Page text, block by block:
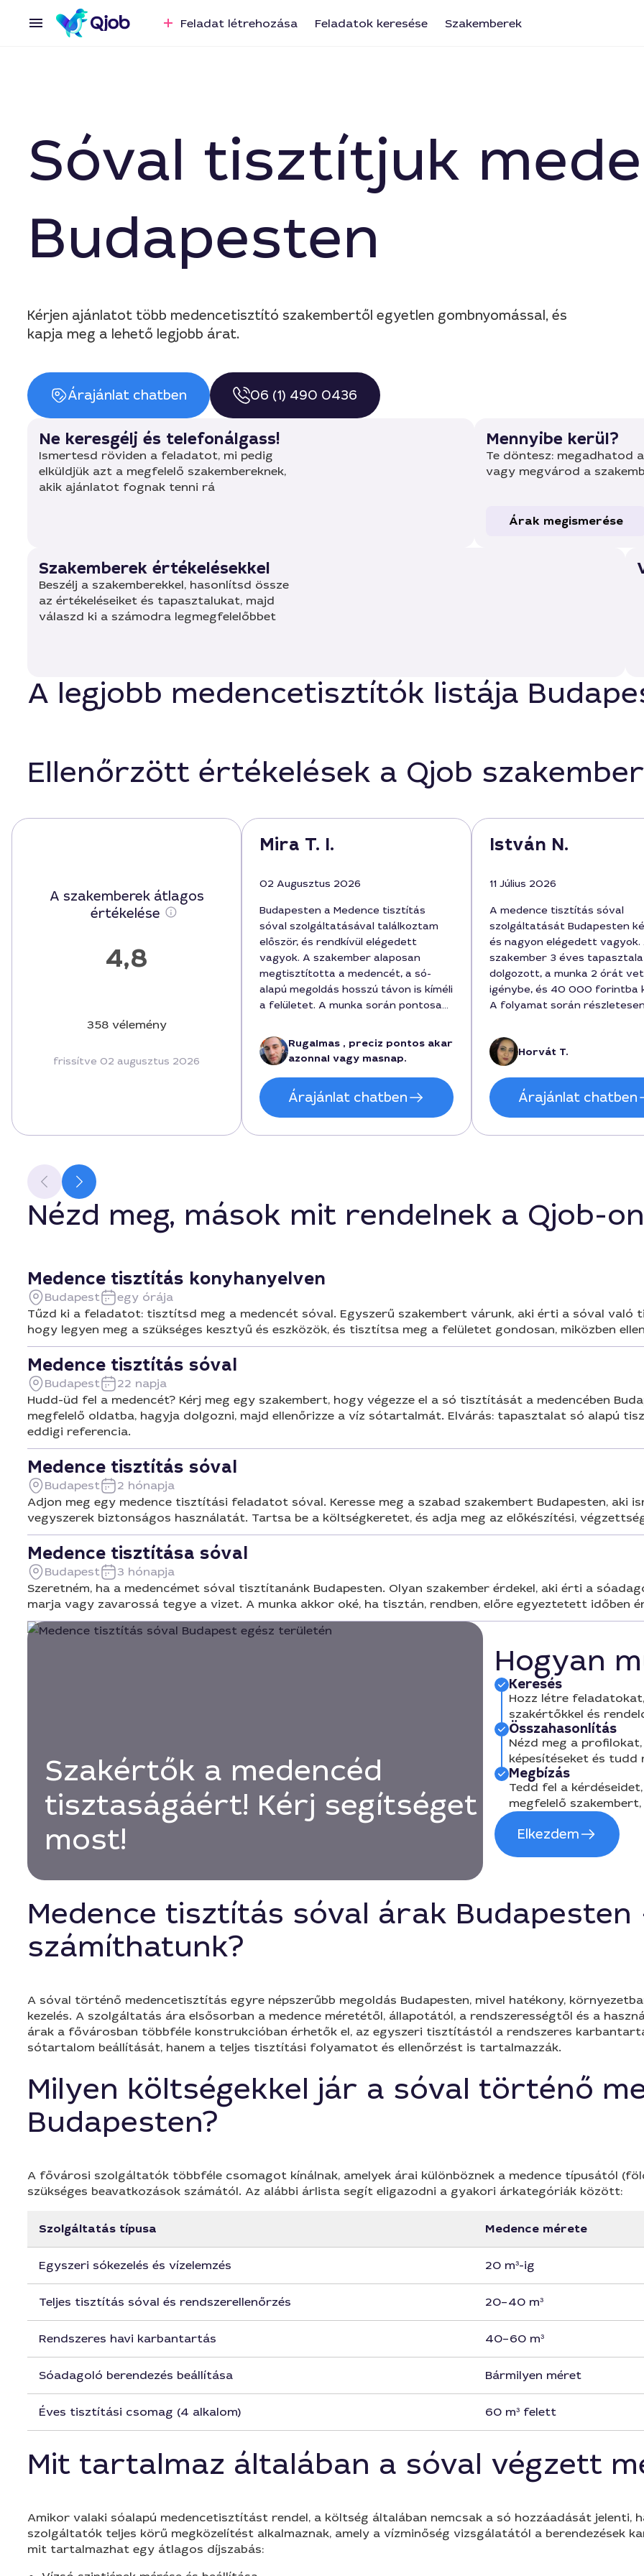
Feladat létrehozása Feladatok keresése Szakemberek
Sóval tisztítjuk
Budapesten
Kérjen ajánlatot több medencetisztító szakembertől egyetlen gombnyomással, és
kapja meg a lehető legjobb árat.
Árajánlat chatben 06 (1) 490 0436
Ne keresgélj és telefonálgass!
Ismertesd röviden a feladatot, mi pedig
elküldjük azt a megfelelő szakembereknek,
akik ajánlatot fognak tenni rá
Mennyibe kerül?
Te döntesz: megadhatod
vagy megvárod a
Árak megismerése
Szakemberek értékelésekkel
Beszélj a szakemberekkel, hasonlítsd össze
az értékeléseiket és tapasztalukat, majd
válaszd ki a számodra legmegfelelőbbet
A legjobb medencetisztítók listája
Ellenőrzött értékelések a Qjob
A szakemberek átlagos
értékelése
4,8
358 vélemény
frissítve 02 augusztus 2026
Mira T. I.
02 Augusztus 2026
Budapesten a Medence tisztítás
sóval szolgáltatásával találkoztam
először, és rendkívül elégedett
vagyok. A szakember alaposan
megtisztította a medencét, a só-
alapú megoldás hosszú távon is kíméli
a felületet. A munka során pontosan
elmagyarázta a költségeket: a
munka 52000 forintért, a
beszámolás szerint a teljes kezelés
hatékony volt. A folyamat során a
szakember a Budapest környékén
végzett munkát is figyelembe vette,
Rugalmas , preciz pontos akar
azonnal vagy masnap.
Árajánlat chatben
István N.
11 Július 2026
A medence tisztítás sóval
szolgáltatását Budapesten
és nagyon elégedett vagyok.
szakember 3 éves
dolgozott, a munka 2 órát
igénybe, és 40 000 forintba
A folyamat során részletesen
alapú tisztítás, és milyen
számíthatok. Világos
pontos időbevitel, és a
most tiszta ésFriss illatú.
Horvát T.
Árajánlat chatben
Nézd meg, mások mit rendelnek a Qjob-on
Medence tisztítás konyhanyelven
Budapest
egy órája
Tűzd ki a feladatot: tisztítsd meg a medencét sóval. Egyszerű szakembert várunk, aki érti a sóval
hogy legyen meg a szükséges kesztyű és eszközök, és tisztítsa meg a felületet gondosan, miközben
Medence tisztítás sóval
Budapest
22 napja
Hudd-üd fel a medencét? Kérj meg egy szakembert, hogy végezze el a só tisztítását a medencében
megfelelő oldatba, hagyja dolgozni, majd ellenőrizze a víz sótartalmát. Elvárás: tapasztalat só alapú
eddigi referencia.
Medence tisztítás sóval
Budapest
2 hónapja
Adjon meg egy medence tisztítási feladatot sóval. Keresse meg a szabad szakembert Budapesten, aki
vegyszerek biztonságos használatát. Tartsa be a költségkeretet, és adja meg az előkészítési,
Medence tisztítása sóval
Budapest
3 hónapja
Szeretném, ha a medencémet sóval tisztítanánk Budapesten. Olyan szakember érdekel, aki érti a
marja vagy zavarossá tegye a vizet. A munka akkor oké, ha tisztán, rendben, előre egyeztetett időben
Szakértők a medencéd
tisztaságáért! Kérj segítséget
most!
Hogyan
Keresés
Hozz létre
szakértőkkel és
Összahasonlítás
Nézd meg a
képesítéseket és
Megbízás
Tedd fel a
megfelelő
Elkezdem
Medence tisztítás sóval árak Budapesten
számíthatunk?
A sóval történő medencetisztítás egyre népszerűbb megoldás Budapesten, mivel hatékony,
kezelés. A szolgáltatás ára elsősorban a medence méretétől, állapotától, a rendszerességtől és a
árak a fővárosban többféle konstrukcióban érhetők el, az egyszeri tisztítástól a rendszeres
sótartalom beállítását, hanem a teljes tisztítási folyamatot és ellenőrzést is tartalmazzák.
Milyen költségekkel jár a sóval történő
Budapesten?
A fővárosi szolgáltatók többféle csomagot kínálnak, amelyek árai különböznek a medence típusától
szükséges beavatkozások számától. Az alábbi árlista segít eligazodni a gyakori árkategóriák között:
Szolgáltatás típusa Medence mérete
Egyszeri sókezelés és vízelemzés 20 m³-ig
Teljes tisztítás sóval és rendszerellenőrzés 20–40 m³
Rendszeres havi karbantartás 40–60 m³
Sóadagoló berendezés beállítása Bármilyen méret
Éves tisztítási csomag (4 alkalom) 60 m³ felett
Mit tartalmaz általában a sóval végzett
Amikor valaki sóalapú medencetisztítást rendel, a költség általában nemcsak a só hozzáadását jelenti,
szolgáltatók teljes körű megközelítést alkalmaznak, amely a vízminőség vizsgálatától a berendezések
mit tartalmazhat egy átlagos díjszabás: